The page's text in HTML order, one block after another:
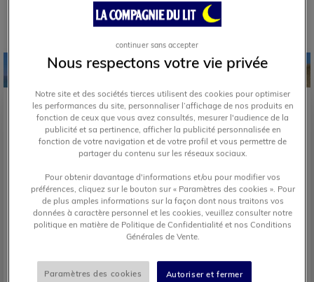
5- 32avis
Matelas Bultex Cluedo90x190 Ferme
L'essentiel de Bultex, de bonnes finitions pour un petit budget.
Ferme
Dimensions 90x190
Nous respectons votre vie privée
Notre site et des sociétés tierces utilisent des cookies pour optimiser
les performances du site, personnaliser l’affichage de nos produits en
fonction de ceux que vous avez consultés, mesurer l'audience de la
publicité et sa pertinence, afficher la publicité personnalisée en
fonction de votre navigation et de votre profil et vous permettre de
partager du contenu sur les réseaux sociaux.
Pour obtenir davantage d'informations et/ou pour modifier vos
préférences, cliquez sur le bouton sur « Paramètres des cookies ». Pour
de plus amples informations sur la façon dont nous traitons vos
données à caractère personnel et les cookies, veuillez consulter notre
politique en matière de Politique de Confidentialité et nos Conditions
Générales de Vente.
Paramètres des cookies Autoriser et fermer
continuer sans accepter